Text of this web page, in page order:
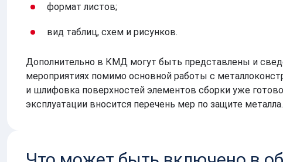
формат листов;
вид таблиц, схем и рисунков.
Дополнительно в КМД могут быть представлены и
мероприятиях помимо основной работы с
и шлифовка поверхностей элементов сборки уже
эксплуатации вносится перечень мер по защите металла.